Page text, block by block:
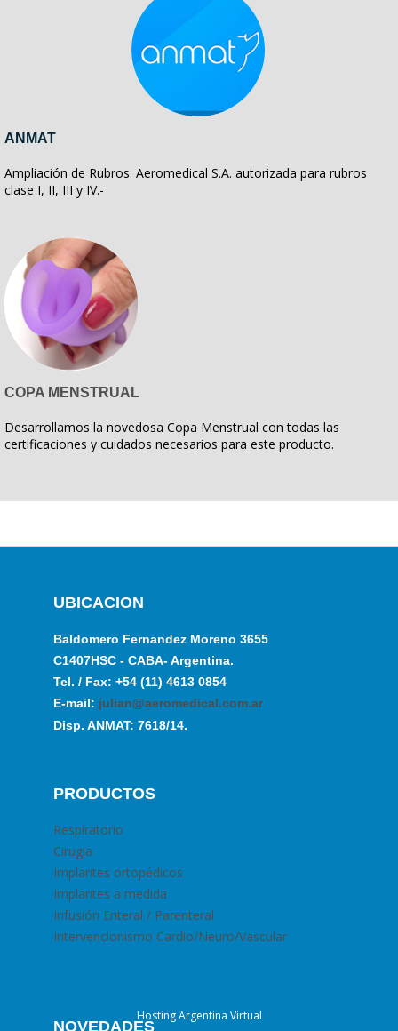
ANMAT
Ampliación de Rubros. Aeromedical S.A. autorizada para rubros
clase I, II, III y IV.-
COPA MENSTRUAL
Desarrollamos la novedosa Copa Menstrual con todas las
certificaciones y cuidados necesarios para este producto.
UBICACION
Baldomero Fernandez Moreno 3655
C1407HSC - CABA- Argentina.
Tel. / Fax: +54 (11) 4613 0854
E-mail: julian@aeromedical.com.ar
Disp. ANMAT: 7618/14.
PRODUCTOS
Respiratorio
Cirugia
Implantes ortopédicos
Implantes a medida
Infusión Enteral / Parenteral
Intervencionismo Cardio/Neuro/Vascular
NOVEDADES
Hosting Argentina Virtual